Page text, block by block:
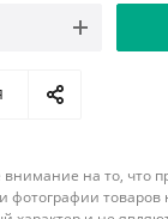
на то, что
фотографии